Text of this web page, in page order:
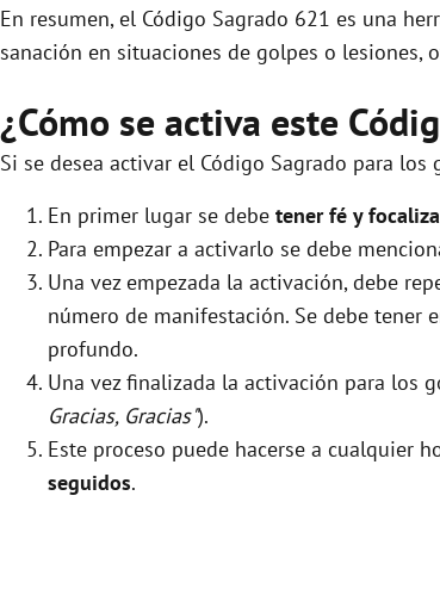
En resumen, el Código Sagrado 621 es una
sanación en situaciones de golpes o
¿Cómo se activa este
Si se desea activar el Código Sagrado para
En primer lugar se debe tener fé y
Para empezar a activarlo se debe
Una vez empezada la activación, debe
número de manifestación. Se debe tener
profundo.
Una vez finalizada la activación para los
Gracias, Gracias").
Este proceso puede hacerse a cualquier
seguidos.